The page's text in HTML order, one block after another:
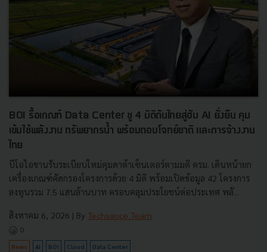
BOI รื้อเกณฑ์ Data Center ชู 4 มิติดันไทยสู่ฮับ AI ยั่งยืน คุม
เข้มใช้พลังงาน ทรัพยากรน้ำ พร้อมตอบโจทย์ชาติ และการจ้างงาน
ไทย
บีโอไอขานรับระเบียบใหม่คุมดาต้าเซ็นเตอร์ตามมติ ครม. เดินหน้ายก
เครื่องเกณฑ์คัดกรองโครงการด้วย 4 มิติ พร้อมเปิดข้อมูล 42 โครงการ
ลงทุนรวม 7.5 แสนล้านบาท ครอบคลุมประโยชน์ต่อประเทศ พลั...
สิงหาคม 6, 2026 | By Techsauce Team
0
News AI BOI Cloud Data Center